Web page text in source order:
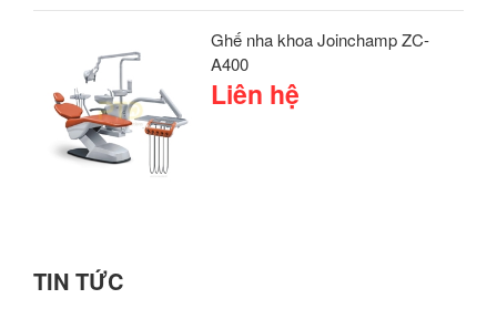
Ghế nha khoa Joinchamp ZC-
A400
Liên hệ
TIN TỨC